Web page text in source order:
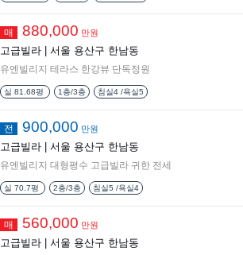
매 880,000 만원
고급빌라 | 서울 용산구 한남동
유엔빌리지 테라스 한강뷰 단독정원
실 81.68평 1층/3층 침실4 /욕실5
전 900,000 만원
고급빌라 | 서울 용산구 한남동
유엔빌리지 대형평수 고급빌라 귀한 전세
실 70.7평 2층/3층 침실5 /욕실4
매 560,000 만원
고급빌라 | 서울 용산구 한남동